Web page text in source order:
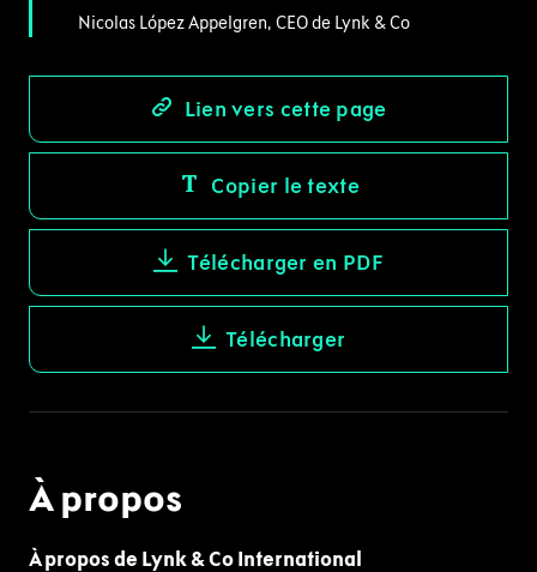
Nicolas López Appelgren, CEO de Lynk & Co
Lien vers cette page
Copier le texte
Télécharger en PDF
Télécharger
À propos
À propos de Lynk & Co International